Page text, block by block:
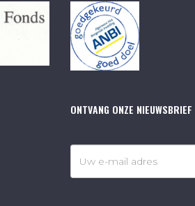
ONTVANG ONZE NIEUWSBRIEF